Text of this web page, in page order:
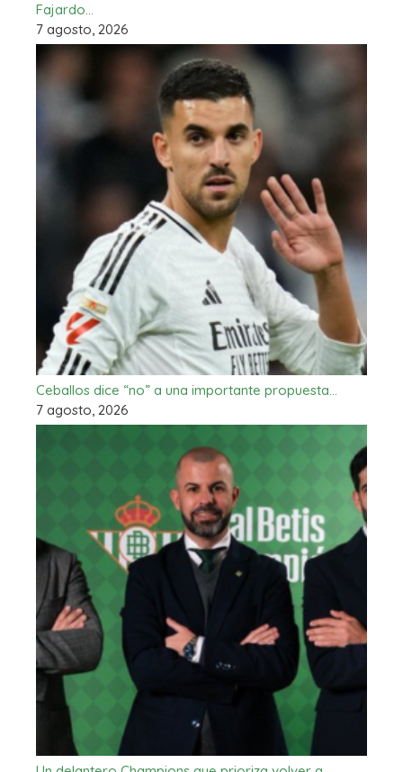
Fajardo…
7 agosto, 2026
Ceballos dice “no” a una importante propuesta…
7 agosto, 2026